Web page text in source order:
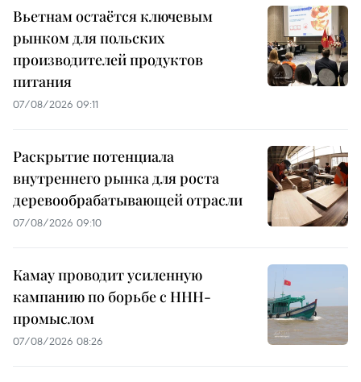
Вьетнам остаётся ключевым
рынком для польских
производителей продуктов
питания
07/08/2026 09:11
Раскрытие потенциала
внутреннего рынка для роста
деревообрабатывающей отрасли
07/08/2026 09:10
Камау проводит усиленную
кампанию по борьбе с ННН-
промыслом
07/08/2026 08:26